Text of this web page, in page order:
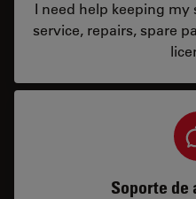
I need help keeping
service, repairs, spare
Soporte